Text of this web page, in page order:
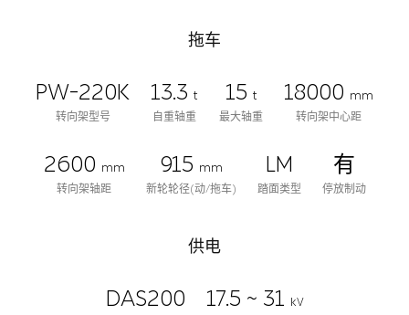
拖车
PW-220K
转向架型号
13.3 t
自重轴重
15 t
最大轴重
18000 mm
转向架中心距
2600 mm
转向架轴距
915 mm
新轮轮径(动/拖车)
LM
踏面类型
有
停放制动
供电
DAS200 17.5 ~ 31 kV